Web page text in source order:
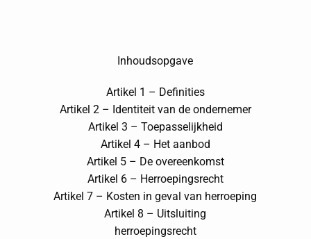
Inhoudsopgave
Artikel 1 – Definities
Artikel 2 – Identiteit van de ondernemer
Artikel 3 – Toepasselijkheid
Artikel 4 – Het aanbod
Artikel 5 – De overeenkomst
Artikel 6 – Herroepingsrecht
Artikel 7 – Kosten in geval van herroeping
Artikel 8 – Uitsluiting
herroepingsrecht